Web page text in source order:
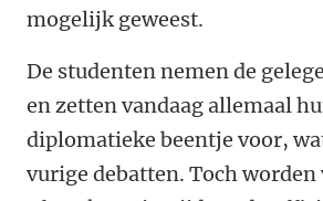
mogelijk geweest.
De studenten nemen de
en zetten vandaag allemaal
diplomatieke beentje voor,
vurige debatten. Toch worden